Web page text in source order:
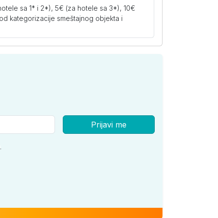
sa 1* i 2*), 5€ (za hotele sa 3*), 10€
kategorizacije smeštajnog objekta i
Prijavi me
.